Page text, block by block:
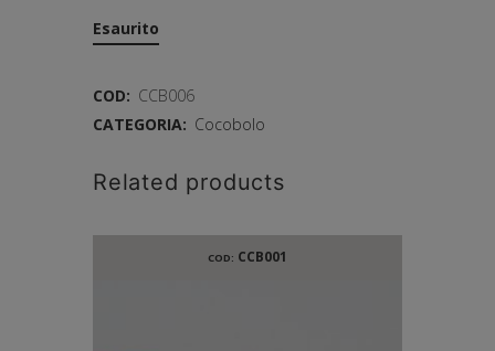
Esaurito
COD: CCB006
CATEGORIA: Cocobolo
Related products
COD: CCB001